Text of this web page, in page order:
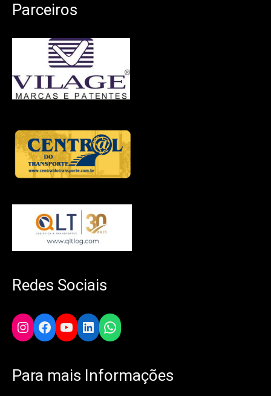
Parceiros
Redes Sociais
Instagram
Facebook
YouTube
LinkedIn
WhatsApp
Para mais Informações